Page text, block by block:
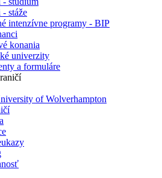
- stáže
intenzívne programy - BIP
konania
univerzity
a formuláre
of Wolverhampton